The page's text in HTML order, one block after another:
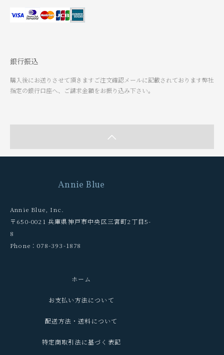
銀行振込
購入後にお送りさせて頂きますご注文確認メールに記載されております弊社
指定の銀行口座へ、ご請求金額をお振り込み下さい。
Annie Blue
Annie Blue, Inc.
〒650-0021 兵庫県神戸市中央区三宮町2丁目5-
8
Phone：078-393-1878
ホーム
お支払い方法について
配送方法・送料について
特定商取引法に基づく表記